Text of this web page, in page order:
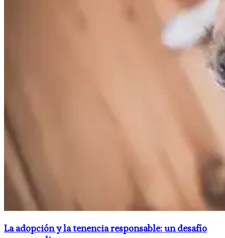
La adopción y la tenencia responsable: un desafío